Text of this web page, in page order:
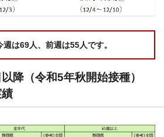
は69人、前週は55人です。
降（令和5年秋開始接種）